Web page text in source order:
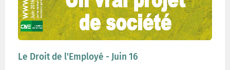
Le Droit de l'Employé - Juin 16